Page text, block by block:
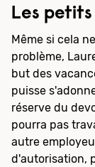
Les
Même si cela
problème,
but des
puisse
réserve du
pourra pas
autre
d'autorisation,